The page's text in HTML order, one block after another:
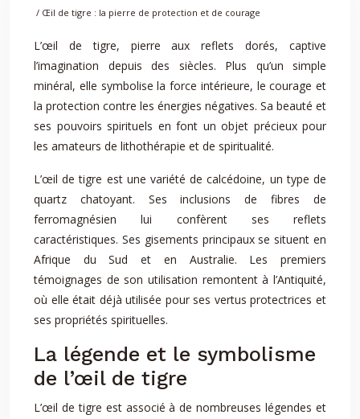
/ Œil de tigre : la pierre de protection et de courage
L’œil de tigre, pierre aux reflets dorés, captive
l’imagination depuis des siècles. Plus qu’un simple
minéral, elle symbolise la force intérieure, le courage et
la protection contre les énergies négatives. Sa beauté et
ses pouvoirs spirituels en font un objet précieux pour
les amateurs de lithothérapie et de spiritualité.
L’œil de tigre est une variété de calcédoine, un type de
quartz chatoyant. Ses inclusions de fibres de
ferromagnésien lui confèrent ses reflets
caractéristiques. Ses gisements principaux se situent en
Afrique du Sud et en Australie. Les premiers
témoignages de son utilisation remontent à l’Antiquité,
où elle était déjà utilisée pour ses vertus protectrices et
ses propriétés spirituelles.
La légende et le symbolisme
de l’œil de tigre
L’œil de tigre est associé à de nombreuses légendes et